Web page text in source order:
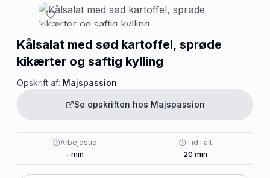
Kålsalat med sød kartoffel, sprøde
kikærter og saftig kylling
Opskrift af: Majspassion
Se opskriften hos Majspassion
Arbejdstid
- min
Tid i alt
20 min